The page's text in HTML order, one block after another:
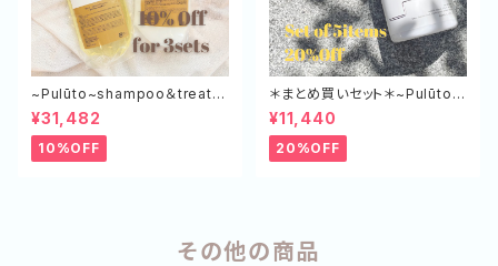
~Pulūto~shampoo＆treatm
ent エコボトル（SP×3,TR×3）
¥31,482
10%OFF
＊まとめ買いセット＊~Pulūto~
マルチスタイリングオイル 5本
セット
¥11,440
20%OFF
その他の商品